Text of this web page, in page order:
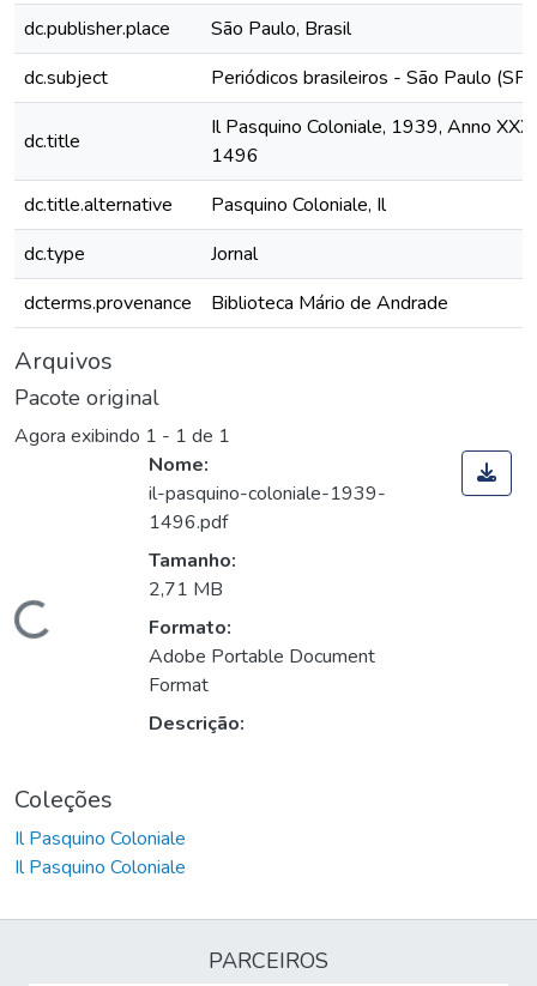
dc.publisher.place
São Paulo, Brasil
dc.subject
Periódicos brasileiros - São Paulo (SP)
dc.title
Il Pasquino Coloniale, 1939, Anno
1496
dc.title.alternative
Pasquino Coloniale, Il
dc.type
Jornal
dcterms.provenance
Biblioteca Mário de Andrade
Arquivos
Pacote original
Agora exibindo 1 - 1 de 1
Carregando...
Nome:
il-pasquino-coloniale-1939-
1496.pdf
Tamanho:
2,71 MB
Formato:
Adobe Portable Document
Format
Descrição:
Coleções
Il Pasquino Coloniale
Il Pasquino Coloniale
PARCEIROS